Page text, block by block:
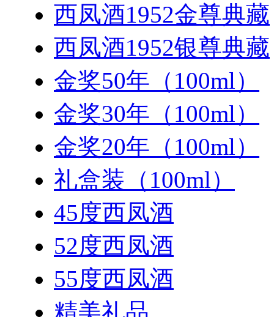
西凤酒1952金尊典藏
西凤酒1952银尊典藏
金奖50年（100ml）
金奖30年（100ml）
金奖20年（100ml）
礼盒装（100ml）
45度西凤酒
52度西凤酒
55度西凤酒
精美礼品